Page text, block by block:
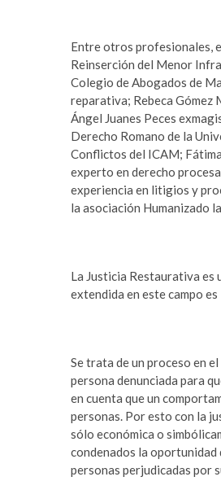
Entre otros profesionales,
Reinserción del Menor
Colegio de Abogados de
reparativa; Rebeca Gómez
Ángel Juanes Peces
Derecho Romano de la
Conflictos del ICAM;
experto en derecho
experiencia en litigios y
la asociación Humanizado
La Justicia Restaurativa es
extendida en este campo
Se trata de un proceso en
persona denunciada para
en cuenta que un
personas. Por esto con la
sólo económica o
condenados la oportunidad
personas perjudicadas por